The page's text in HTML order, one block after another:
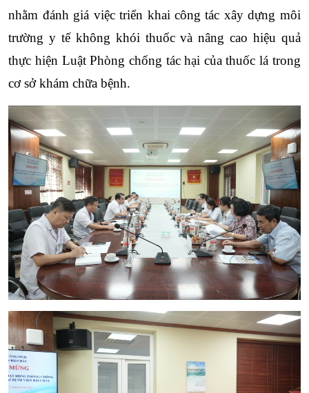
Dành cho khách hàng
nhằm đánh giá việc triển khai công tác xây dựng môi
trường y tế không khói thuốc và nâng cao hiệu quả
thực hiện Luật Phòng chống tác hại của thuốc lá trong
cơ sở khám chữa bệnh.